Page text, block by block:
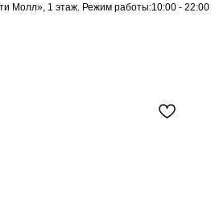
Молл», 1 этаж. Режим работы:10:00 - 22:00